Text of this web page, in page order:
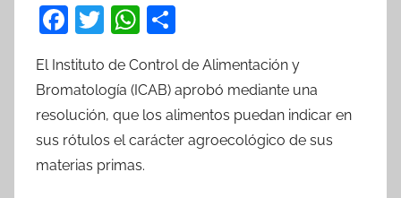
F
c
e
b
o
T
itt
er
W
at
s
A
p
m
p
ar
El Instituto de Control de Alimentación y
Bromatología (ICAB) aprobó mediante una
resolución, que los alimentos puedan indicar en
sus rótulos el carácter agroecológico de sus
materias primas.